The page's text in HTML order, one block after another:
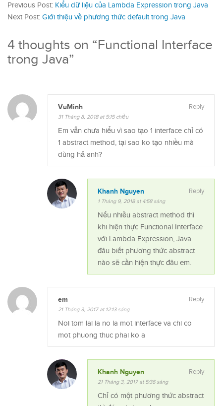
Previous Post: Kiểu dữ liệu của Lambda Expression trong Java
Next Post: Giới thiệu về phương thức default trong Java
4 thoughts on “Functional Interface
trong Java”
VuMinh
31 Tháng 8, 2018 at 5:15 chiều
Reply
Em vẫn chưa hiểu vì sao tạo 1 interface chỉ có
1 abstract method, tại sao ko tạo nhiều mà
dùng hả anh?
Khanh Nguyen
1 Tháng 9, 2018 at 4:58 sáng
Reply
Nếu nhiều abstract method thì
khi hiện thực Functional Interface
với Lambda Expression, Java
đâu biết phương thức abstract
nào sẽ cần hiện thực đâu em.
em
21 Tháng 3, 2017 at 12:13 sáng
Reply
Noi tom lai la no la mot interface va chi co
mot phuong thuc phai ko a
Khanh Nguyen
21 Tháng 3, 2017 at 5:36 sáng
Reply
Chỉ có một phương thức abstract